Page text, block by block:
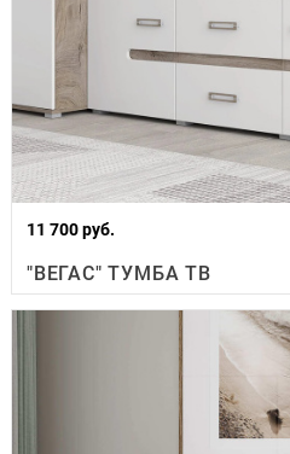
11 700 руб.
"ВЕГАС" ТУМБА ТВ